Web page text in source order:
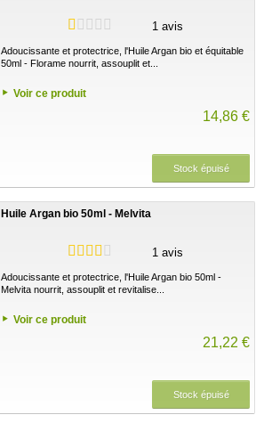
1 avis
Adoucissante et protectrice, l'Huile Argan bio et équitable
50ml - Florame nourrit, assouplit et...
Voir ce produit
14,86 €
Stock épuisé
Huile Argan bio 50ml - Melvita
1 avis
Adoucissante et protectrice, l'Huile Argan bio 50ml -
Melvita nourrit, assouplit et revitalise...
Voir ce produit
21,22 €
Stock épuisé